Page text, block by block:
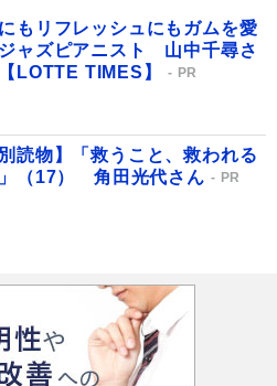
もリフレッシュにもガムを愛
ャズピアニスト 山中千尋さ
LOTTE TIMES】
PR
別読物】「救うこと、救われる
（17） 角田光代さん
PR